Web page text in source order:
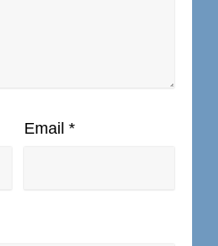
Email *